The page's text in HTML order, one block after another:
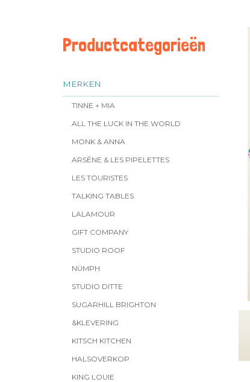
Productcategorieën
MERKEN
TINNE + MIA
ALL THE LUCK IN THE WORLD
MONK & ANNA
ARSĒNE & LES PIPELETTES
LES TOURISTES
TALKING TABLES
LALAMOUR
GIFT COMPANY
STUDIO ROOF
NÜMPH
STUDIO DITTE
SUGARHILL BRIGHTON
&KLEVERING
KITSCH KITCHEN
HALSOVERKOP
KING LOUIE